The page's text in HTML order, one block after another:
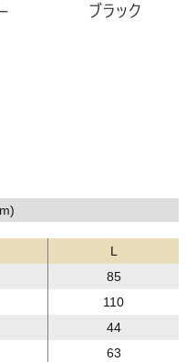
L
85
110
44
63